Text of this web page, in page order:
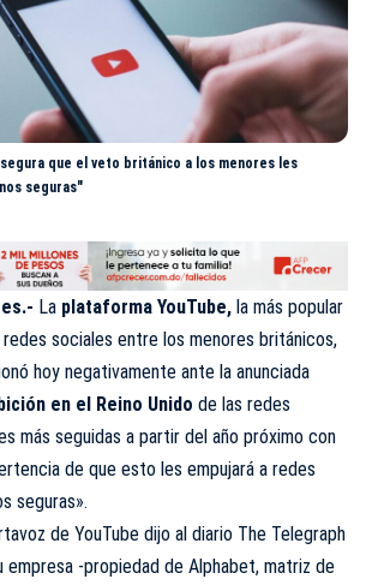
que el veto británico a los menores les
seguras"
La plataforma YouTube, la más popular
redes sociales entre los menores británicos,
hoy negativamente ante la anunciada
en el Reino Unido de las redes
más seguidas a partir del año próximo con
de que esto les empujará a redes
seguras».
de YouTube dijo al diario The Telegraph
empresa -propiedad de Alphabet, matriz de